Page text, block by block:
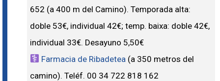
652 (a 400 m del Camino). Temporada alta:
doble 53€, individual 42€; temp. baixa: doble 42€,
individual 33€. Desayuno 5,50€
Farmacia de Ribadetea (a 350 metros del
camino). Teléf. 00 34 722 818 162